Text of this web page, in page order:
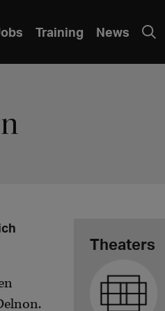
Training News
Theaters